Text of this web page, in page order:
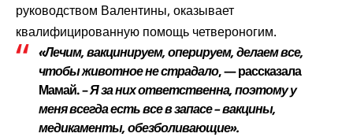
руководством Валентины, оказывает
квалифицированную помощь четвероногим.
«Лечим, вакцинируем, оперируем, делаем все,
чтобы животное не страдало, — рассказала
Мамай. –Я за них ответственна, поэтому у
меня всегда есть все в запасе – вакцины,
медикаменты, обезболивающие».